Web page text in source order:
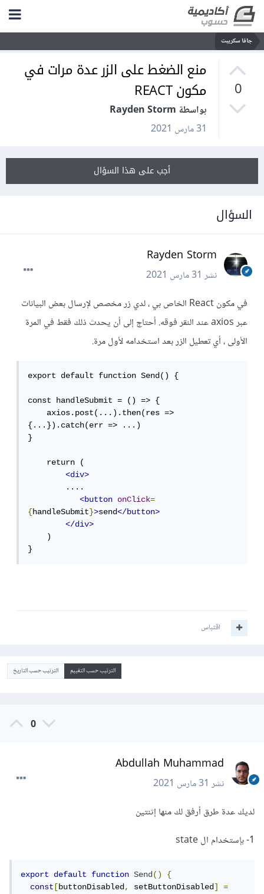
جافا سكريبت
0
منع الضغط على الزر عدة مرات في
مكون REACT
بواسطة Rayden Storm
31 مارس 2021
أجب على هذا السؤال
السؤال
Rayden Storm
نشر31 مارس 2021
في مكون React الخاص بي ، لدي زر مخصص لإرسال بعض البيانات
عبر axios عند النقر فوقه. أحتاج إلى أن يحدث ذلك فقط في المرة
الأولى ، أي تعطيل الزر بعد استخدامه لأول مرة.
export default function Send() {
const handleSubmit = () => {
    axios.post(...).then(res =>
{...}).catch(err => ...)
}
    return (
<div>
        ....
<button
onClick=
{handleSubmit}>send</button>
</div>
    )
}
اقتباس
الترتيب حسب التقييم الترتيب حسب التاريخ
0
Abdullah Muhammad
نشر31 مارس 2021
لديك عدة طرق أرفق لك منها إثنتين
1- بإستخدام ال state
export default function Send()
{
const [buttonDisabled, setButtonDisabled]
=